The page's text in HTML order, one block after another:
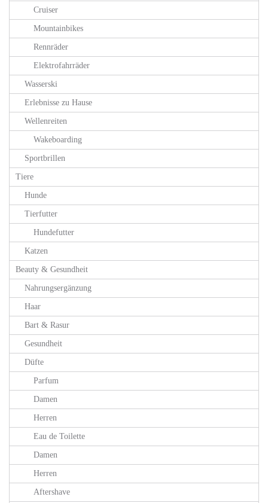
Cruiser
Mountainbikes
Rennräder
Elektrofahrräder
Wasserski
Erlebnisse zu Hause
Wellenreiten
Wakeboarding
Sportbrillen
Tiere
Hunde
Tierfutter
Hundefutter
Katzen
Beauty & Gesundheit
Nahrungsergänzung
Haar
Bart & Rasur
Gesundheit
Düfte
Parfum
Damen
Herren
Eau de Toilette
Damen
Herren
Aftershave